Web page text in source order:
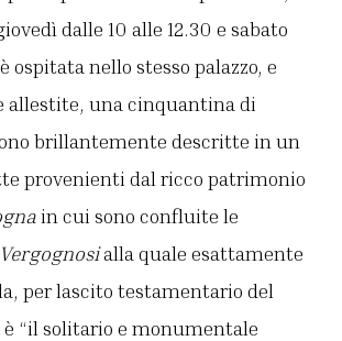
dalle 10 alle 12.30 e sabato
ospitata nello stesso palazzo, e
allestite, una cinquantina di
brillantemente descritte in un
provenienti dal ricco patrimonio
in cui sono confluite le
alla quale esattamente
per lascito testamentario del
“il solitario e monumentale